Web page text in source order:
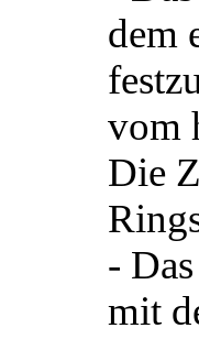
dem
vom
Die
-
mit